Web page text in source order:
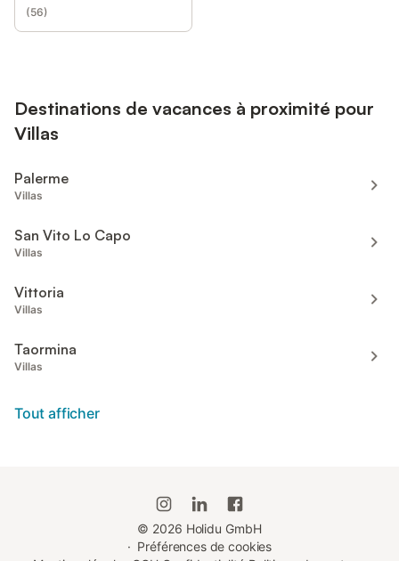
(56)
Destinations de vacances à proximité pour
Villas
Palerme
Villas
San Vito Lo Capo
Villas
Vittoria
Villas
Taormina
Villas
Tout afficher
© 2026 Holidu GmbH
· Préférences de cookies